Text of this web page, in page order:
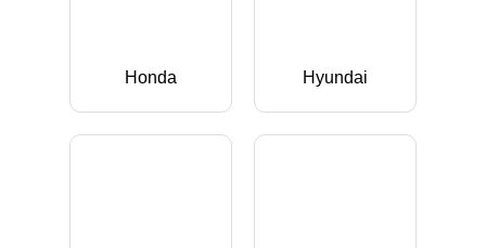
Honda Hyundai